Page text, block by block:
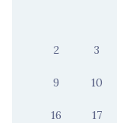
2 3
9 10
16 17